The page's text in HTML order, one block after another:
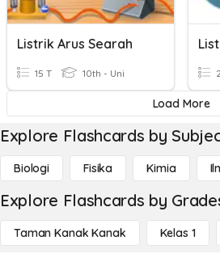
Listrik Arus Searah
15 T 10th - Uni
Load More
Explore Flashcards by
Biologi Fisika Kimia
Explore Flashcards by
Taman Kanak Kanak Kelas 1